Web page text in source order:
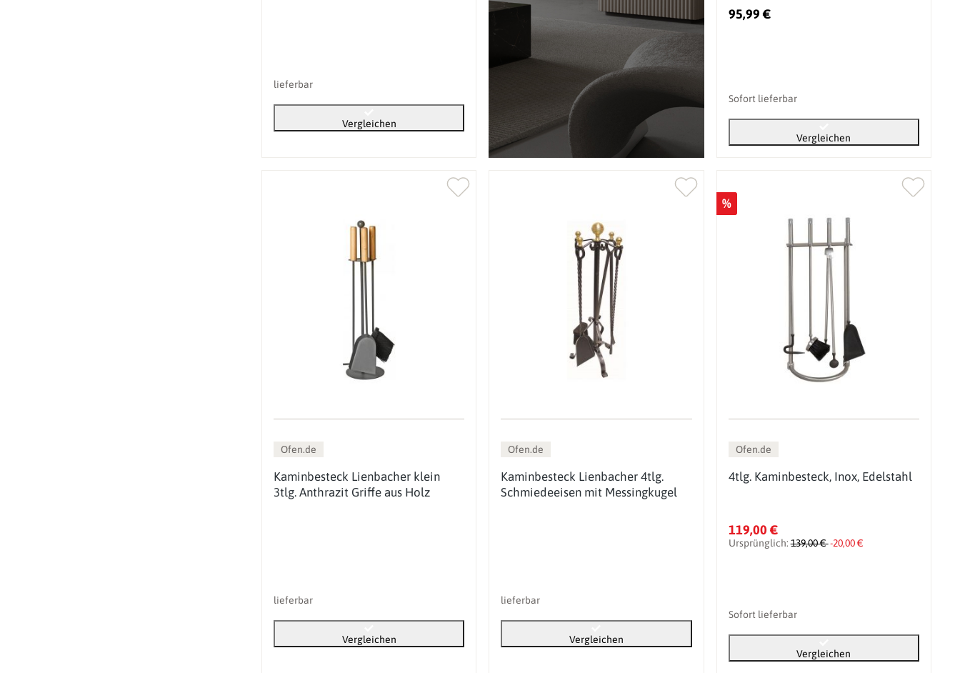
lieferbar
Vergleichen
95,99 €
Sofort lieferbar
Vergleichen
Ofen.de
Kaminbesteck Lienbacher klein
3tlg. Anthrazit Griffe aus Holz
lieferbar
Vergleichen
Ofen.de
Kaminbesteck Lienbacher 4tlg.
Schmiedeeisen mit Messingkugel
lieferbar
Vergleichen
%
Ofen.de
4tlg. Kaminbesteck, Inox, Edelstahl
119,00 €
Ursprünglich:139,00 €-20,00 €
Sofort lieferbar
Vergleichen